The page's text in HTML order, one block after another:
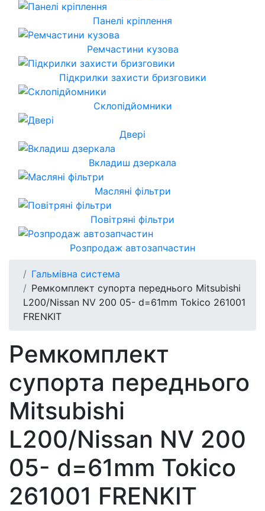
Панелі кріплення
Ремчастини кузова
Підкрилки захисти бризговики
Склопідйомники
Двері
Вкладиш дзеркала
Масляні фільтри
Повітряні фільтри
Розпродаж автозапчастин
Гальмівна система
Ремкомплект супорта переднього Mitsubishi
L200/Nissan NV 200 05- d=61mm Tokico 261001
FRENKIT
Ремкомплект
супорта переднього
Mitsubishi
L200/Nissan NV 200
05- d=61mm Tokico
261001 FRENKIT